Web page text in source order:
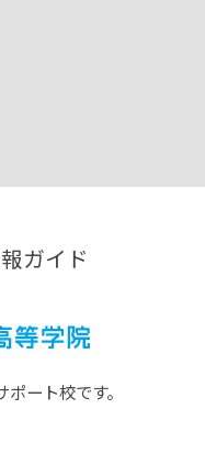
ガイド
ート校です。